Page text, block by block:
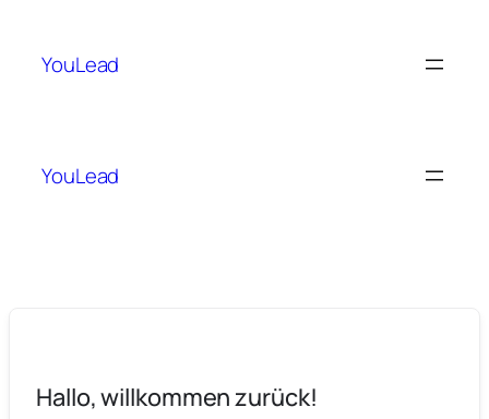
YouLead
YouLead
Hallo, willkommen zurück!